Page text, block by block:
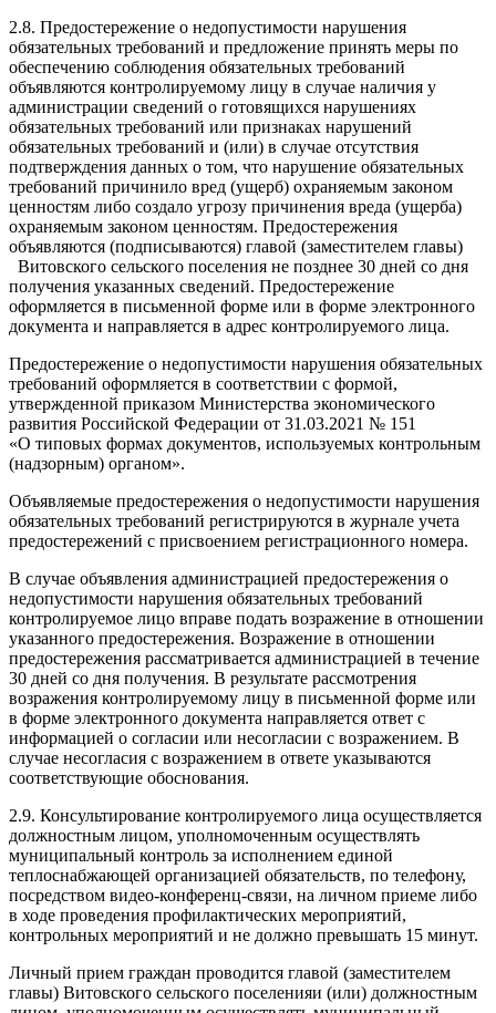
2.8. Предостережение о недопустимости нарушения
обязательных требований и предложение принять меры по
обеспечению соблюдения обязательных требований
объявляются контролируемому лицу в случае наличия у
администрации сведений о готовящихся нарушениях
обязательных требований или признаках нарушений
обязательных требований и (или) в случае отсутствия
подтверждения данных о том, что нарушение обязательных
требований причинило вред (ущерб) охраняемым законом
ценностям либо создало угрозу причинения вреда (ущерба)
охраняемым законом ценностям. Предостережения
объявляются (подписываются) главой (заместителем главы)
Витовского сельского поселения не позднее 30 дней со дня
получения указанных сведений. Предостережение
оформляется в письменной форме или в форме электронного
документа и направляется в адрес контролируемого лица.
Предостережение о недопустимости нарушения обязательных
требований оформляется в соответствии с формой,
утвержденной приказом Министерства экономического
развития Российской Федерации от 31.03.2021 № 151
«О типовых формах документов, используемых контрольным
(надзорным) органом».
Объявляемые предостережения о недопустимости нарушения
обязательных требований регистрируются в журнале учета
предостережений с присвоением регистрационного номера.
В случае объявления администрацией предостережения о
недопустимости нарушения обязательных требований
контролируемое лицо вправе подать возражение в отношении
указанного предостережения. Возражение в отношении
предостережения рассматривается администрацией в течение
30 дней со дня получения. В результате рассмотрения
возражения контролируемому лицу в письменной форме или
в форме электронного документа направляется ответ с
информацией о согласии или несогласии с возражением. В
случае несогласия с возражением в ответе указываются
соответствующие обоснования.
2.9. Консультирование контролируемого лица осуществляется
должностным лицом, уполномоченным осуществлять
муниципальный контроль за исполнением единой
теплоснабжающей организацией обязательств, по телефону,
посредством видео-конференц-связи, на личном приеме либо
в ходе проведения профилактических мероприятий,
контрольных мероприятий и не должно превышать 15 минут.
Личный прием граждан проводится главой (заместителем
главы) Витовского сельского поселенияи (или) должностным